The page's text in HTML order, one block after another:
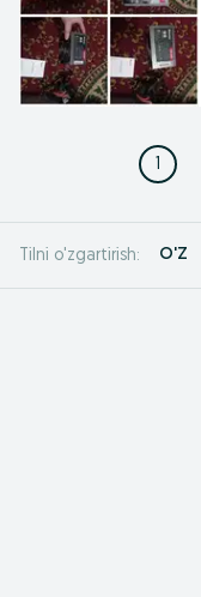
1
Tilni o'zgartirish: O'Z